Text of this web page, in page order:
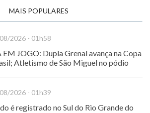
MAIS POPULARES
2026 - 01h58
EM JOGO: Dupla Grenal avança na Copa
Atletismo de São Miguel no pódio
2026 - 01h39
é registrado no Sul do Rio Grande do